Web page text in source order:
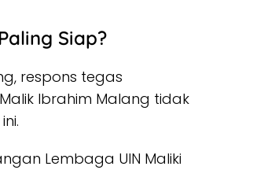
Siap?
respons tegas
Ibrahim Malang tidak
Lembaga UIN Maliki